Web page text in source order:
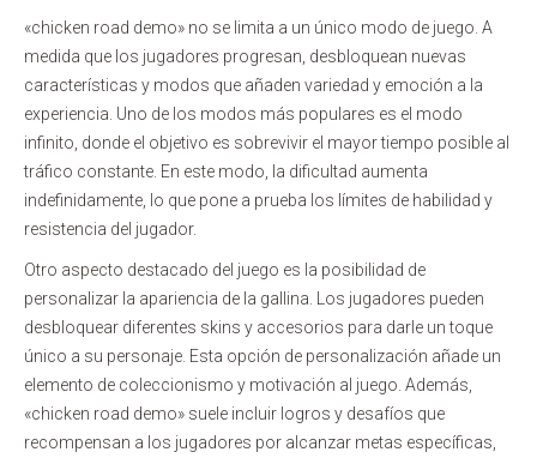
«chicken road demo» no se limita a un único modo de juego. A
medida que los jugadores progresan, desbloquean nuevas
características y modos que añaden variedad y emoción a la
experiencia. Uno de los modos más populares es el modo
infinito, donde el objetivo es sobrevivir el mayor tiempo posible al
tráfico constante. En este modo, la dificultad aumenta
indefinidamente, lo que pone a prueba los límites de habilidad y
resistencia del jugador.
Otro aspecto destacado del juego es la posibilidad de
personalizar la apariencia de la gallina. Los jugadores pueden
desbloquear diferentes skins y accesorios para darle un toque
único a su personaje. Esta opción de personalización añade un
elemento de coleccionismo y motivación al juego. Además,
«chicken road demo» suele incluir logros y desafíos que
recompensan a los jugadores por alcanzar metas específicas,